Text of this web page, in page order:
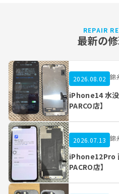
REPAIR
最新の
2026.08.02 錦
iPhone14 水
PARCO店】
2026.07.13 錦
iPhone12Pro
PACRO店】